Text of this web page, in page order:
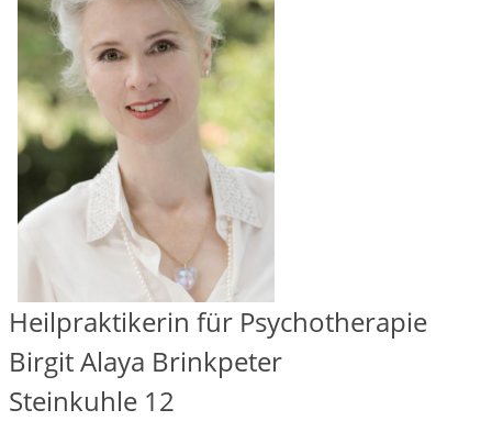
Heilpraktikerin für Psychotherapie
Birgit Alaya Brinkpeter
Steinkuhle 12